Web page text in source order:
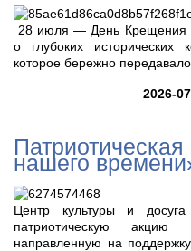
2026-
28 июля — День Крещения
о глубоких исторических
которое бережно
нашего
Центр культуры и
патриотическую
направленную на